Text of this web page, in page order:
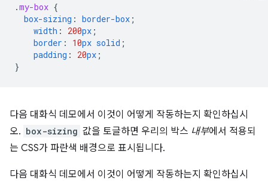
.my-box {
box-sizing : border-box ;
width : 200px ;
border : 10px solid ;
padding : 20px ;
}
다음 대화식 데모에서 이것이 어떻게 작동하는지 확인하십시
오. box-sizing 값을 토글하면 우리의 박스 내부에서 적용되
는 CSS가 파란색 배경으로 표시됩니다.
다음 대화식 데모에서 이것이 어떻게 작동하는지 확인하십시